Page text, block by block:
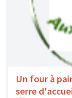
Un four à
serre